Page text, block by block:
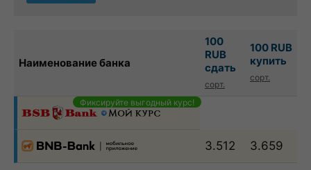
Наименование банка
100
RUB
сдать
сорт.
100 RUB
купить
сорт.
Фиксируйте выгодный курс!
3.512 3.659